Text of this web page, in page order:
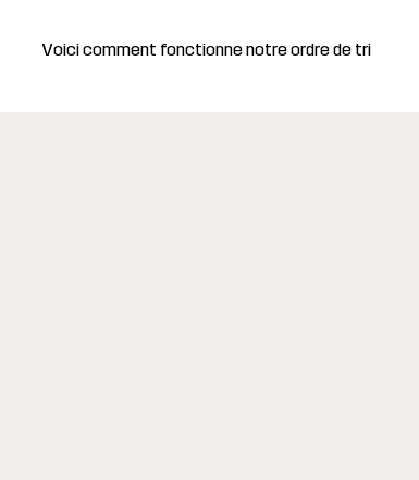
Voici comment fonctionne notre ordre de tri